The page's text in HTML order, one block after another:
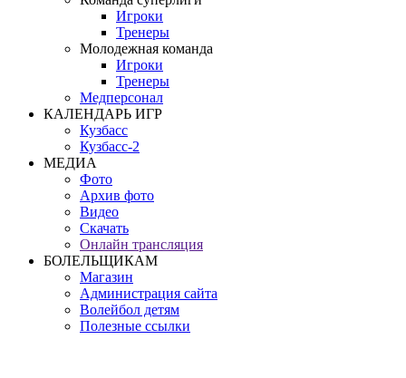
Игроки
Тренеры
Молодежная команда
Игроки
Тренеры
Медперсонал
КАЛЕНДАРЬ ИГР
Кузбасс
Кузбасс-2
МЕДИА
Фото
Архив фото
Видео
Скачать
Онлайн трансляция
БОЛЕЛЬЩИКАМ
Магазин
Администрация сайта
Волейбол детям
Полезные ссылки